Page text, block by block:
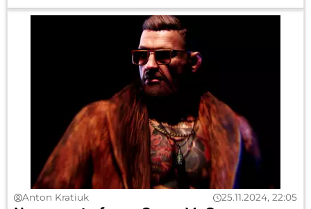
Anton Kratiuk 25.11.2024, 22:05